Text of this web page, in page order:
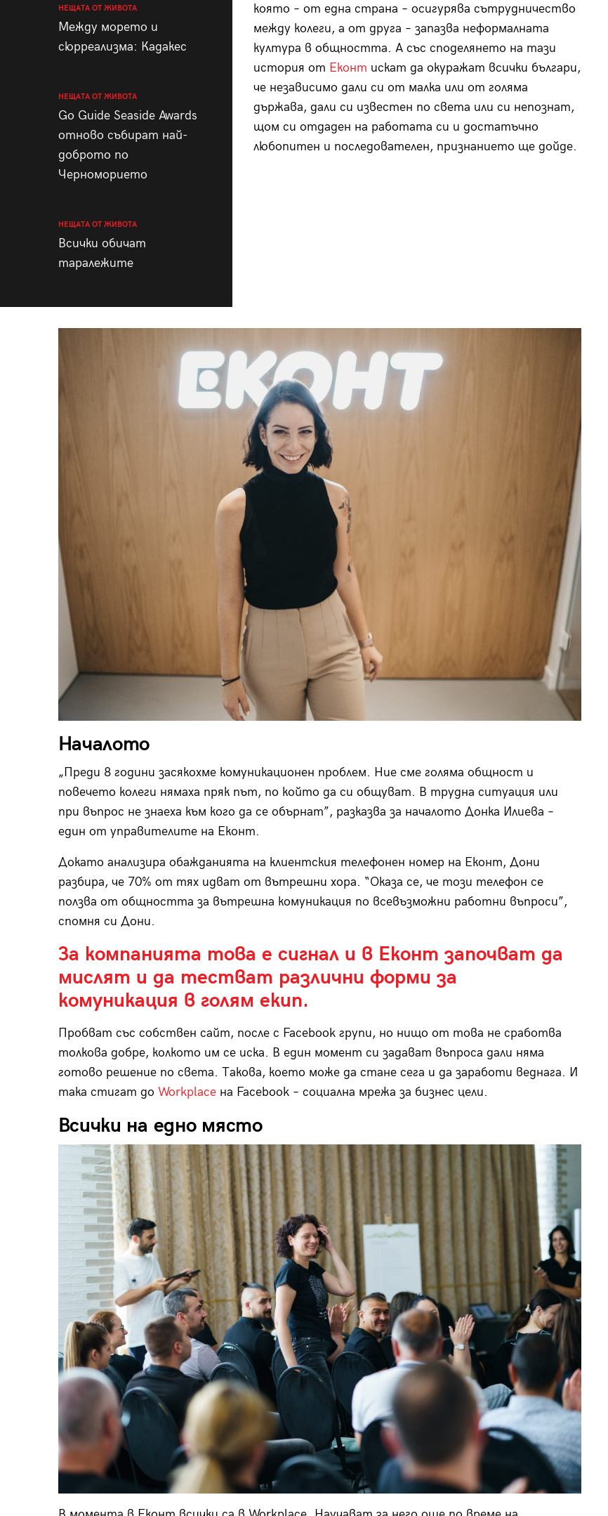
НЕЩАТА ОТ ЖИВОТА
Между морето и
сюрреализма: Кадакес
НЕЩАТА ОТ ЖИВОТА
Go Guide Seaside Awards
отново събират най-
доброто по
Черноморието
НЕЩАТА ОТ ЖИВОТА
Всички обичат
таралежите
която – от една страна – осигурява сътрудничество
между колеги, а от друга – запазва неформалната
култура в общността. А със споделянето на тази
история от Еконт искат да окуражат всички българи,
че независимо дали си от малка или от голяма
държава, дали си известен по света или си непознат,
щом си отдаден на работата си и достатъчно
любопитен и последователен, признанието ще дойде.
Началото
„Преди 8 години засякохме комуникационен проблем. Ние сме голяма общност и
повечето колеги нямаха пряк път, по който да си общуват. В трудна ситуация или
при въпрос не знаеха към кого да се обърнат”, разказва за началото Донка Илиева –
един от управителите на Еконт.
Докато анализира обажданията на клиентския телефонен номер на Еконт, Дони
разбира, че 70% от тях идват от вътрешни хора. “Оказа се, че този телефон се
ползва от общността за вътрешна комуникация по всевъзможни работни въпроси”,
спомня си Дони.
За компанията това е сигнал и в Еконт започват да
мислят и да тестват различни форми за
комуникация в голям екип.
Пробват със собствен сайт, после с Facebook групи, но нищо от това не сработва
толкова добре, колкото им се иска. В един момент си задават въпроса дали няма
готово решение по света. Такова, което може да стане сега и да заработи веднага. И
така стигат до Workplace на Facebook – социална мрежа за бизнес цели.
Всички на едно място